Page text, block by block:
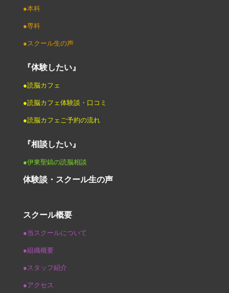
●本科
●専科
●スクール生の声
『体験したい』
●読脳カフェ
●読脳カフェ体験談・口コミ
●読脳カフェご予約の流れ
『相談したい』
●伊東聖鎬の読脳相談
体験談・スクール生の声
スクール概要
●当スクールについて
●組織概要
●スタッフ紹介
●アクセス